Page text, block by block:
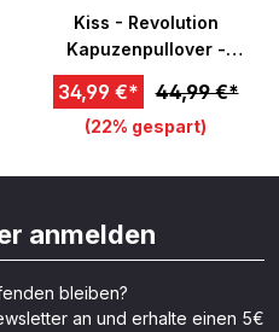
5 von 5 Sternen
Durchschnittliche Bewertung
Kiss - Revolution
Kapuzenpullover -
schwarz
34,99 €* 44,99 €*
(22% gespart)
anmelden
bleiben?
an und erhalte einen 5€